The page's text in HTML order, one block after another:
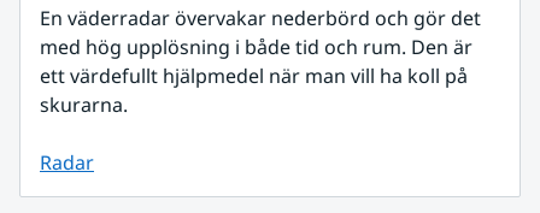
En väderradar övervakar nederbörd och gör det
med hög upplösning i både tid och rum. Den är
ett värdefullt hjälpmedel när man vill ha koll på
skurarna.
Radar